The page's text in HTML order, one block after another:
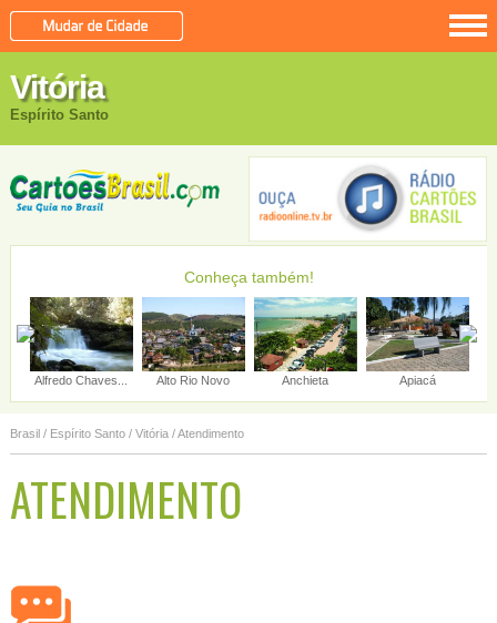
Vitória
Espírito Santo
Conheça também!
Alfredo Chaves... Alto Rio Novo Anchieta Apiacá
Brasil/ Espírito Santo/ Vitória/ Atendimento
ATENDIMENTO